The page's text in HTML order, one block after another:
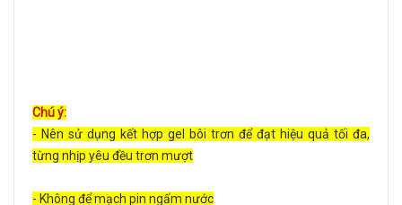
Chú ý:
- Nên sử dụng kết hợp gel bôi trơn để đạt hiệu quả tối đa,
từng nhịp yêu đều trơn mượt
- Không để mạch pin ngấm nước